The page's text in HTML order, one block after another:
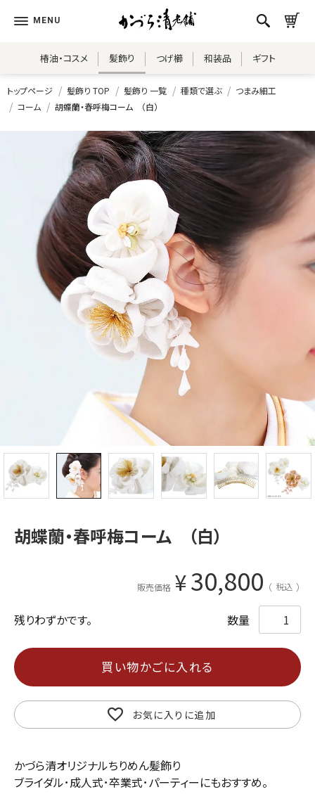
椿油・コスメ 髪飾り つげ櫛 和装品 ギフト
トップページ 髪飾り TOP 髪飾り 一覧 種類で選ぶ
つまみ細工
コーム
胡蝶蘭・春呼梅コーム （白）
胡蝶蘭・春呼梅コーム （白）
販売価格 ¥30,800 税込
残りわずかです。
お気に入りに追加
買い物かごに入れる
かづら清オリジナルちりめん髪飾り
ブライダル･成人式･卒業式･パーティーにもおすすめ。